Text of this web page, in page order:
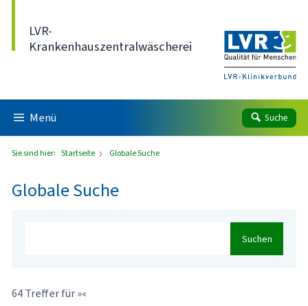
LVR-
Krankenhauszentralwäscherei
Menü Suche
Sie sind hier: Startseite Globale Suche
Globale Suche
Suchen
64 Treffer für »«